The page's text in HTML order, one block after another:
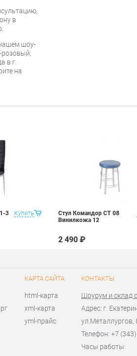
в
шоу-
розовый,
в г.
на
Купить
3
Стул Командор СТ 08
Винилкожа 12
2 490 ₽
КАРТА САЙТА
html-карта
xml-карта
yml-прайс
КОНТАКТЫ
Шоурум и склад
Адрес: г.
ул.Металлургов,
Телефон: +7
Часы работы: